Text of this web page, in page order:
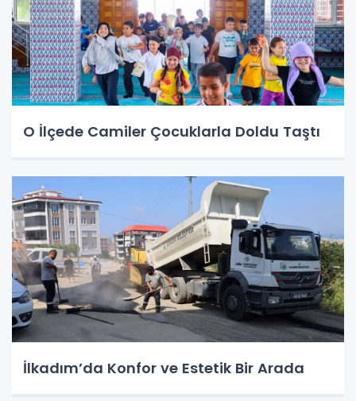
O İlçede Camiler Çocuklarla Doldu Taştı
İlkadım’da Konfor ve Estetik Bir Arada